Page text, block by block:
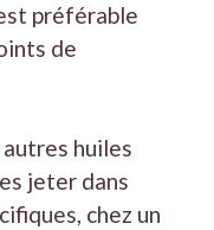
préférable
de
huiles
jeter dans
chez un